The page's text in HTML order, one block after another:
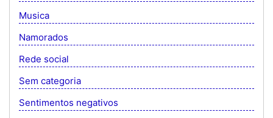
Musica
Namorados
Rede social
Sem categoria
Sentimentos negativos